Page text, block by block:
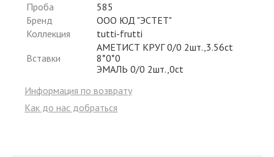
Проба
585
Бренд
ООО ЮД "ЭСТЕТ"
Коллекция
tutti-frutti
Вставки
АМЕТИСТ КРУГ 0/0 2шт.,3.56ct
8*0*0
ЭМАЛЬ 0/0 2шт.,0ct
Информация по возврату
Как до нас добраться